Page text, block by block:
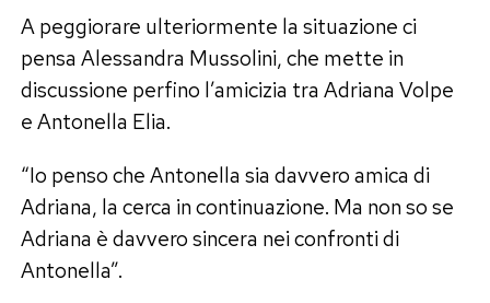
A peggiorare ulteriormente la situazione ci
pensa Alessandra Mussolini, che mette in
discussione perfino l’amicizia tra Adriana Volpe
e Antonella Elia.
“Io penso che Antonella sia davvero amica di
Adriana, la cerca in continuazione. Ma non so se
Adriana è davvero sincera nei confronti di
Antonella”.